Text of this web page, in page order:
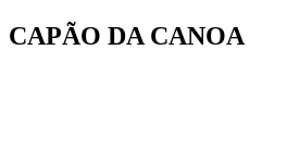
Ir
para
CAPÃO DA CANOA